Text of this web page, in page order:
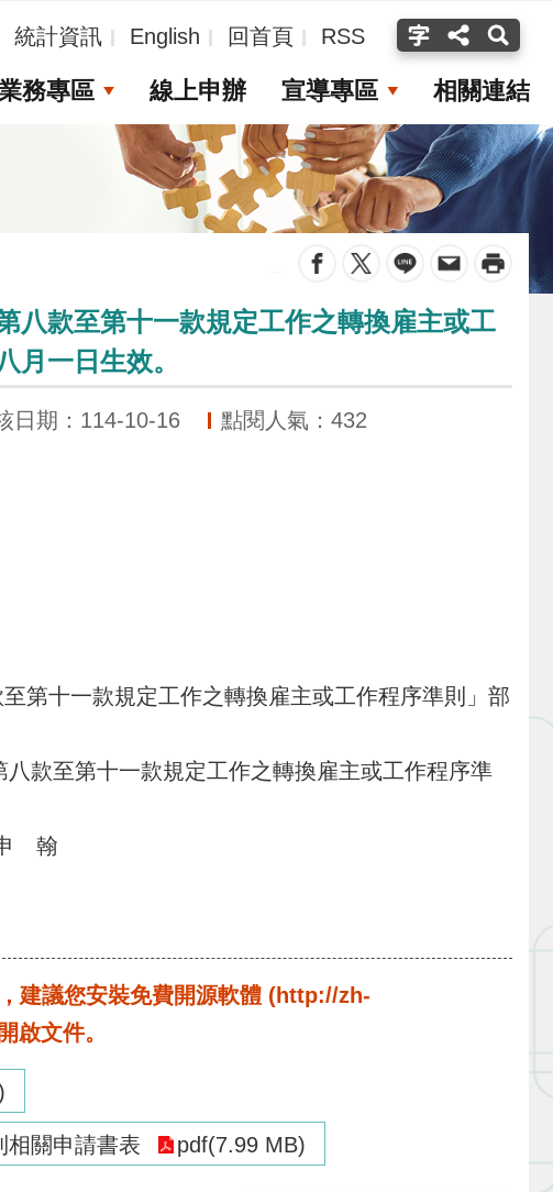
統計資訊 English 回首頁 RSS
務專區 線上申辦 宣導專區 相關連結
八款至第十一款規定工作之轉換雇主或工
月一日生效。
日期：114-10-16 點閱人氣：432
十一款規定工作之轉換雇主或工作程序準則」部
至第十一款規定工作之轉換雇主或工作程序準
翰
建議您安裝免費開源軟體 (http://zh-
文件。
相關申請書表 pdf(7.99 MB)